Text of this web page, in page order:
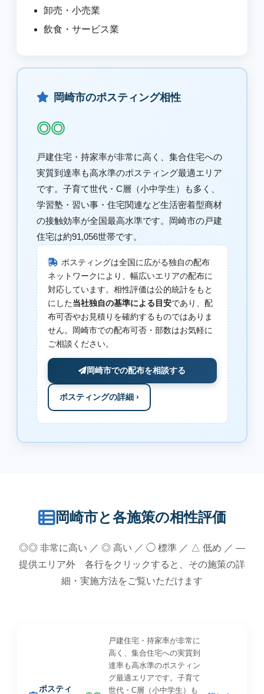
卸売・小売業
飲食・サービス業
岡崎市のポスティング相性
◎◎
戸建住宅・持家率が非常に高く、集合住宅への
実質到達率も高水準のポスティング最適エリア
です。子育て世代・C層（小中学生）も多く、
学習塾・習い事・住宅関連など生活密着型商材
の接触効率が全国最高水準です。岡崎市の戸建
住宅は約91,056世帯です。
ポスティングは全国に広がる独自の配布
ネットワークにより、幅広いエリアの配布に
対応しています。相性評価は公的統計をもと
にした当社独自の基準による目安であり、配
布可否やお見積りを確約するものではありま
せん。岡崎市での配布可否・部数はお気軽に
ご相談ください。
岡崎市での配布を相談する
ポスティングの詳細 ›
岡崎市と各施策の相性評価
◎◎ 非常に高い ／ ◎ 高い ／ ◯ 標準 ／ △ 低め ／ —
提供エリア外 各行をクリックすると、その施策の詳
細・実施方法をご覧いただけます
ポスティ
戸建住宅・持家率が非常に
高く、集合住宅への実質到
達率も高水準のポスティン
グ最適エリアです。子育て
世代・C層（小中学生）も